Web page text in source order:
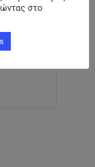
υπ’
στο